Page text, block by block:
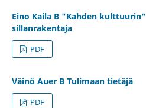
Eino Kaila B "Kahden kulttuurin"
sillanrakentaja
PDF
Väinö Auer B Tulimaan tietäjä
PDF